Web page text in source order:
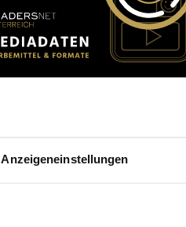
Anzeigeneinstellungen